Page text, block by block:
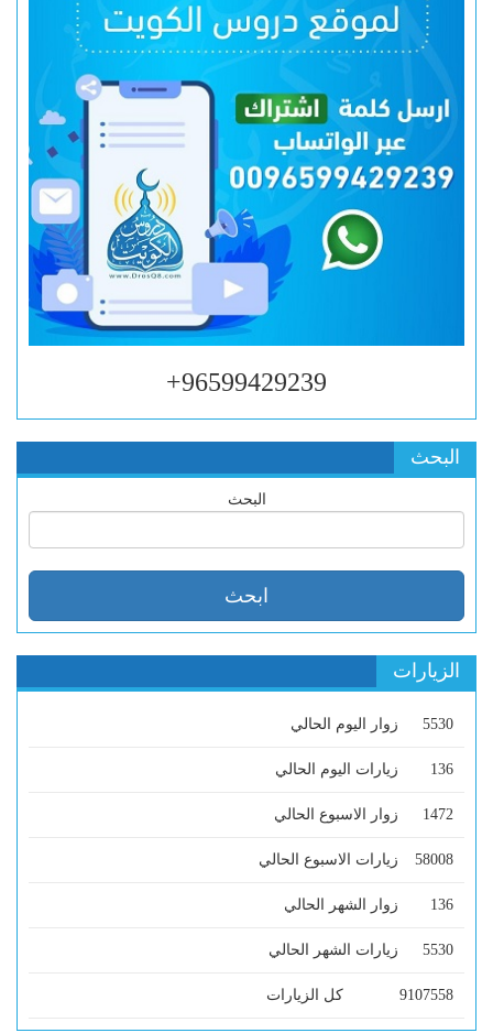
96599429239+
البحث
البحث
الزيارات
5530 زوار اليوم الحالي
136 زيارات اليوم الحالي
1472 زوار الاسبوع الحالي
58008 زيارات الاسبوع الحالي
136 زوار الشهر الحالي
5530 زيارات الشهر الحالي
9107558 كل الزيارات